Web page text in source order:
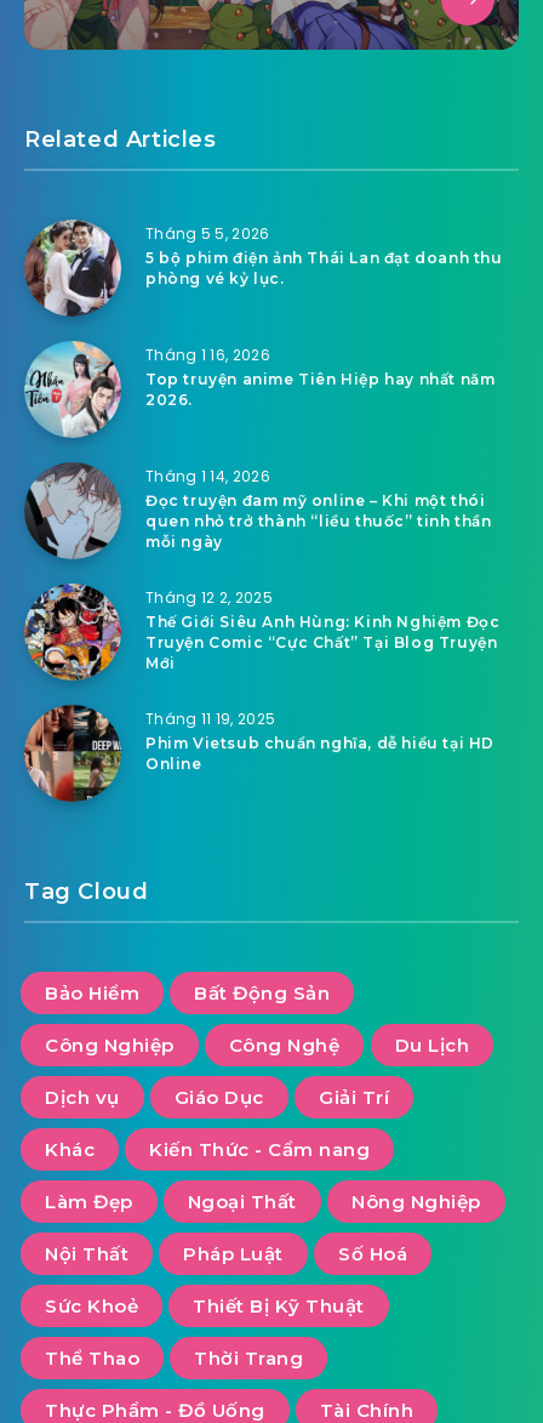
Related Articles
Tháng 5 5, 2026
5 bộ phim điện ảnh Thái Lan đạt doanh thu
phòng vé kỷ lục.
Tháng 1 16, 2026
Top truyện anime Tiên Hiệp hay nhất năm
2026.
Tháng 1 14, 2026
Đọc truyện đam mỹ online – Khi một thói
quen nhỏ trở thành “liều thuốc” tinh thần
mỗi ngày
Tháng 12 2, 2025
Thế Giới Siêu Anh Hùng: Kinh Nghiệm Đọc
Truyện Comic “Cực Chất” Tại Blog Truyện
Mới
Tháng 11 19, 2025
Phim Vietsub chuẩn nghĩa, dễ hiểu tại HD
Online
Tag Cloud
Bảo Hiểm Bất Động Sản
Công Nghiệp Công Nghệ Du Lịch
Dịch vụ Giáo Dục Giải Trí
Khác Kiến Thức - Cẩm nang
Làm Đẹp Ngoại Thất Nông Nghiệp
Nội Thất Pháp Luật Số Hoá
Sức Khoẻ Thiết Bị Kỹ Thuật
Thể Thao Thời Trang
Thực Phẩm - Đồ Uống Tài Chính